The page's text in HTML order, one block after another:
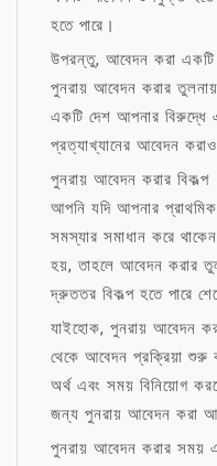
হতে পারে।
উপরন্তু, আবেদন করা একটি
পুনরায় আবেদন করার
একটি দেশ আপনার বিরুদ্ধে
প্রত্যাখ্যানের আবেদন
পুনরায় আবেদন করার বিকল্প
আপনি যদি আপনার
সমস্যার সমাধান করে
হয়, তাহলে আবেদন করার
দ্রুততর বিকল্প হতে পারে
যাইহোক, পুনরায় আবেদন
থেকে আবেদন প্রক্রিয়া
অর্থ এবং সময় বিনিয়োগ
জন্য পুনরায় আবেদন করা
পুনরায় আবেদন করার সময়